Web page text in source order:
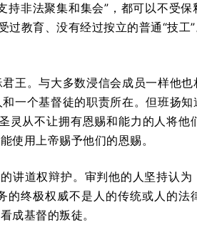
持非法聚集和集会”，都可以不受
教育、没有经过按立的普通“技工
。与大多数浸信会成员一样他也
一个基督徒的职责所在。但班扬
灵从不让拥有恩赐和能力的人将
使用上帝赐予他们的恩赐。
讲道权辩护。审判他的人坚持认
的终极权威不是人的传统或人的
成基督的叛徒。